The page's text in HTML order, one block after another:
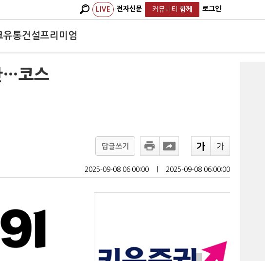
LIVE 전자신문 커뮤니티 함께 로그인
유통건설프리미엄
…코스
답글쓰기
2025-09-08 06:00:00 2025-09-08 06:00:00